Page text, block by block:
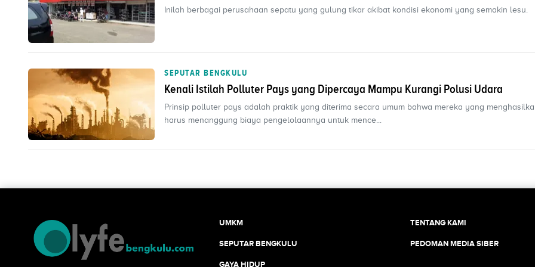
Inilah berbagai perusahaan sepatu yang gulung tikar akibat kondisi ekonomi yang semakin lesu.
SEPUTAR BENGKULU
Kenali Istilah Polluter Pays yang Dipercaya Mampu Kurangi Polusi Udara
Prinsip polluter pays adalah praktik yang diterima secara umum bahwa mereka yang
harus menanggung biaya pengelolaannya untuk mence...
UMKM
SEPUTAR BENGKULU
GAYA HIDUP
TENTANG KAMI
PEDOMAN MEDIA SIBER